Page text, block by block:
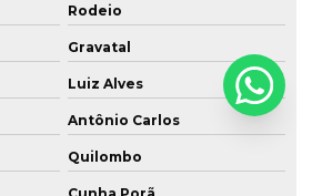
Rodeio
Gravatal
Luiz Alves
Antônio Carlos
Quilombo